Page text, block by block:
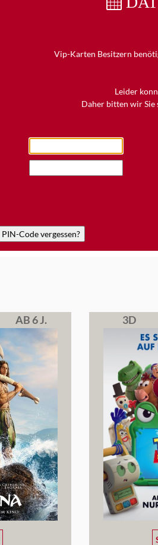
Vip-Karten Besitzern
Leider
Daher bitten wir
AB 6 J. 3D